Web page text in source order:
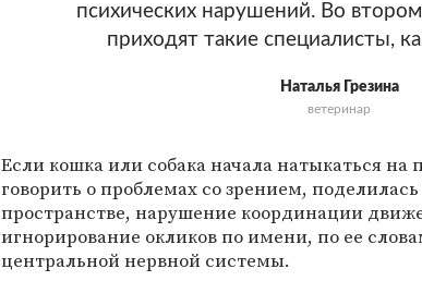
психических нарушений. Во
приходят такие специалисты,
Наталья Грезина
ветеринар
Если кошка или собака начала натыкаться
говорить о проблемах со зрением,
пространстве, нарушение координации
игнорирование окликов по имени, по ее
центральной нервной системы.